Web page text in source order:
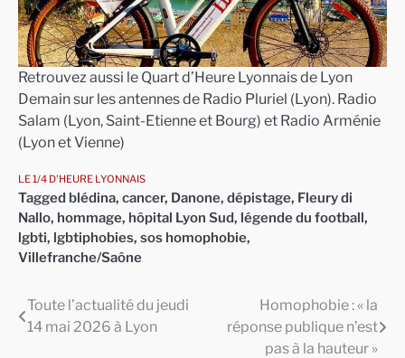
Retrouvez aussi le Quart d’Heure Lyonnais de Lyon
Demain sur les antennes de Radio Pluriel (Lyon). Radio
Salam (Lyon, Saint-Etienne et Bourg) et Radio Arménie
(Lyon et Vienne)
LE 1/4 D'HEURE LYONNAIS
Tagged blédina, cancer, Danone, dépistage, Fleury di
Nallo, hommage, hôpital Lyon Sud, légende du football,
lgbti, lgbtiphobies, sos homophobie,
Villefranche/Saône
Navigation
Toute l’actualité du jeudi
14 mai 2026 à Lyon
Homophobie : « la
réponse publique n’est
pas à la hauteur »